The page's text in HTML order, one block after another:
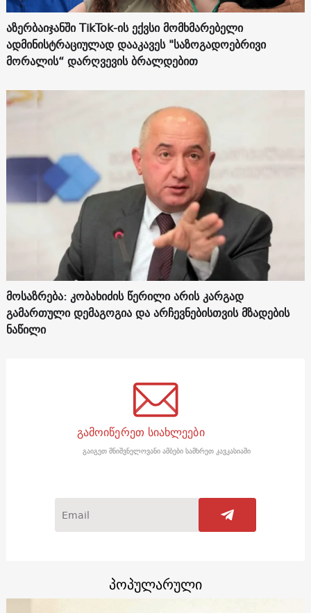
აზერბაიჯანში TikTok-ის ექვსი მომხმარებელი
ადმინისტრაციულად დააკავეს "საზოგადოებრივი
მორალის“ დარღვევის ბრალდებით
მოსაზრება: კობახიძის წერილი არის კარგად
გამართული დემაგოგია და არჩევნებისთვის მზადების
ნაწილი
გამოიწერეთ სიახლეები
გაიგეთ მნიშვნელოვანი ამბები სამხრეთ კავკასიაში
პოპულარული